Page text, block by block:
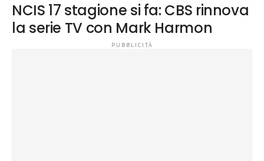
NCIS 17 stagione si fa: CBS rinnova
la serie TV con Mark Harmon